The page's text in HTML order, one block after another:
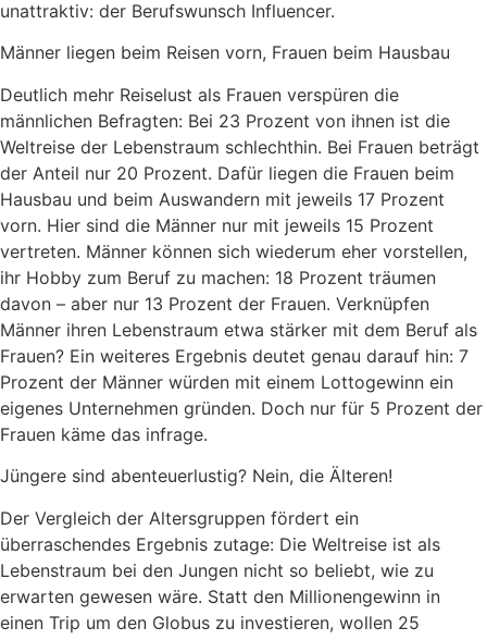
unattraktiv: der Berufswunsch Influencer.
Männer liegen beim Reisen vorn, Frauen beim Hausbau
Deutlich mehr Reiselust als Frauen verspüren die
männlichen Befragten: Bei 23 Prozent von ihnen ist die
Weltreise der Lebenstraum schlechthin. Bei Frauen beträgt
der Anteil nur 20 Prozent. Dafür liegen die Frauen beim
Hausbau und beim Auswandern mit jeweils 17 Prozent
vorn. Hier sind die Männer nur mit jeweils 15 Prozent
vertreten. Männer können sich wiederum eher vorstellen,
ihr Hobby zum Beruf zu machen: 18 Prozent träumen
davon – aber nur 13 Prozent der Frauen. Verknüpfen
Männer ihren Lebenstraum etwa stärker mit dem Beruf als
Frauen? Ein weiteres Ergebnis deutet genau darauf hin: 7
Prozent der Männer würden mit einem Lottogewinn ein
eigenes Unternehmen gründen. Doch nur für 5 Prozent der
Frauen käme das infrage.
Jüngere sind abenteuerlustig? Nein, die Älteren!
Der Vergleich der Altersgruppen fördert ein
überraschendes Ergebnis zutage: Die Weltreise ist als
Lebenstraum bei den Jungen nicht so beliebt, wie zu
erwarten gewesen wäre. Statt den Millionengewinn in
einen Trip um den Globus zu investieren, wollen 25